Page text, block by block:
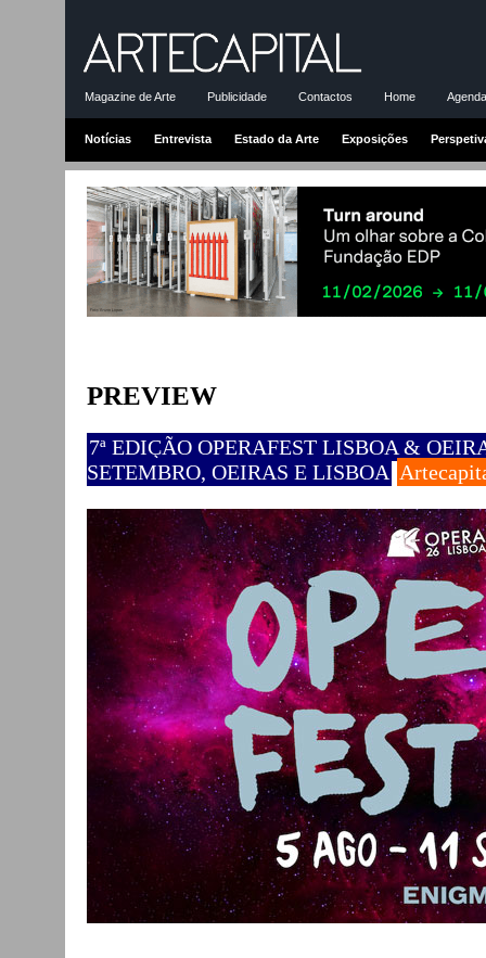
Magazine de Arte Publicidade Contactos Home
Notícias Entrevista Estado da Arte Exposições
PREVIEW
7ª EDIÇÃO OPERAFEST LISBOA &
SETEMBRO, OEIRAS E LISBOA